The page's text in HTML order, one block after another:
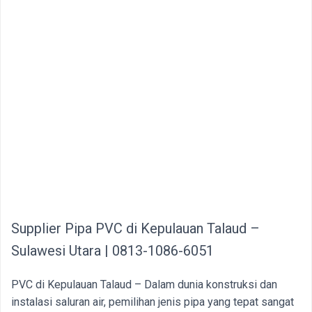
Supplier Pipa PVC di Kepulauan Talaud –
Sulawesi Utara | 0813-1086-6051
PVC di Kepulauan Talaud – Dalam dunia konstruksi dan
instalasi saluran air, pemilihan jenis pipa yang tepat sangat